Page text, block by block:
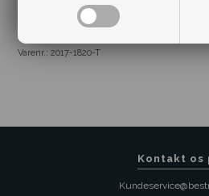
Varenr.:2017-1820-T
Kontakt os